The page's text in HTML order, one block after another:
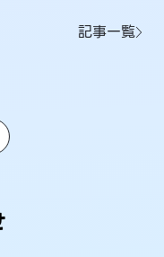
記事一覧